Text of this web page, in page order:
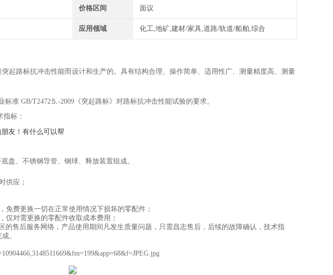
友！有什么可以帮
价格区间 面议
应用领域 化工,地矿,建材/家具,道路/轨道/船舶,综合
起路标抗冲击性能而设计和生产的。具有结构合理、操作简单、适用性广、测量精度高、测量
准 GB/T2472⒌-2009《突起路标》对路标抗冲击性能试验的要求。
指标：
盘、不锈钢导管、钢球、释放装置组成。
供应；
免费更换一切在正常使用情况下损坏的零配件；
仅对需更换的零配件收取成本费用；
的售后服务网络，产品使用期间凡发生质量问题，只需昌志售后，后续的故障确认，技术指
。